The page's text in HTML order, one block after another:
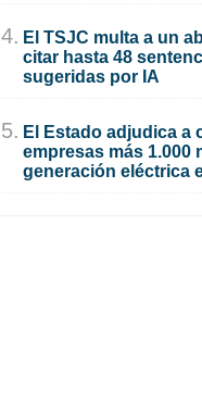
4. El TSJC multa a un
citar hasta 48
sugeridas por IA
5. El Estado adjudica a
empresas más 1.000
generación eléctrica